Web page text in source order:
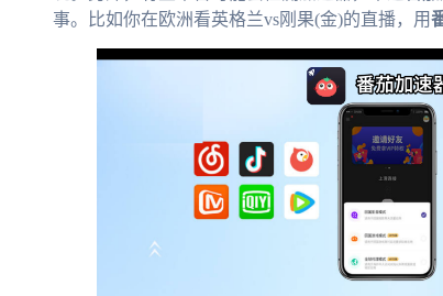
事。比如你在欧洲看英格兰vs刚果(金)的直播，用